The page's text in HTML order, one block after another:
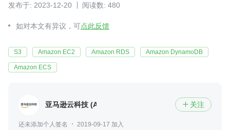
发布于: 2023-12-20 阅读数: 480
如对本文有异议，可点此反馈
S3 Amazon EC2 Amazon RDS Amazon DynamoDB
Amazon ECS
 关注
还未添加个人签名
2019-09-17 加入